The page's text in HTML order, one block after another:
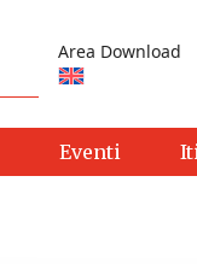
Area Download
Eventi